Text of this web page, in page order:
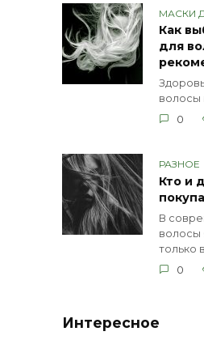
МАСКИ
Как
для
волосы
0
РАЗНОЕ
Кто и
В
волосы
только
0
Интересное